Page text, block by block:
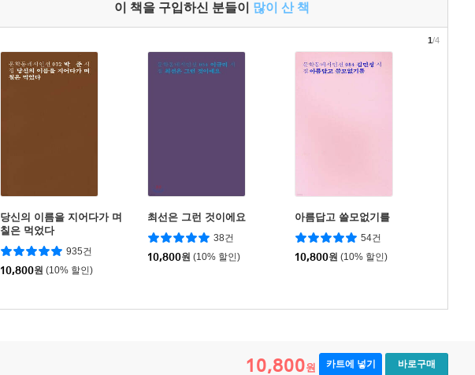
이 책을 구입하신 분들이 많이 산 책
당신의 이름을 지어다가 며
칠은 먹었다
935건
10,800원 (10% 할인)
최선은 그런 것이에요
38건
10,800원 (10% 할인)
아름답고 쓸모없기를
54건
10,800원 (10% 할인)
1/4
10,800원 카트에 넣기 바로구매